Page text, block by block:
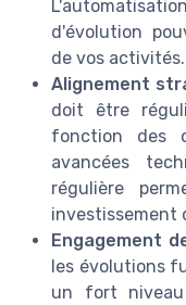
d'évolution
de vos activités.
Alignement
doit être
fonction des
avancées
régulière
investissement
Engagement
les évolutions
un fort